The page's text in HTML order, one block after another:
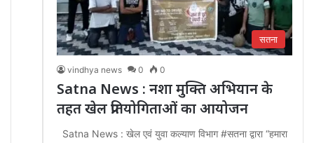
सतना
vindhya news 0 0
Satna News : नशा मुक्ति अभियान के
तहत खेल प्रतियोगिताओं का आयोजन
Satna News : खेल एवं युवा कल्याण विभाग #सतना द्वारा “हमारा